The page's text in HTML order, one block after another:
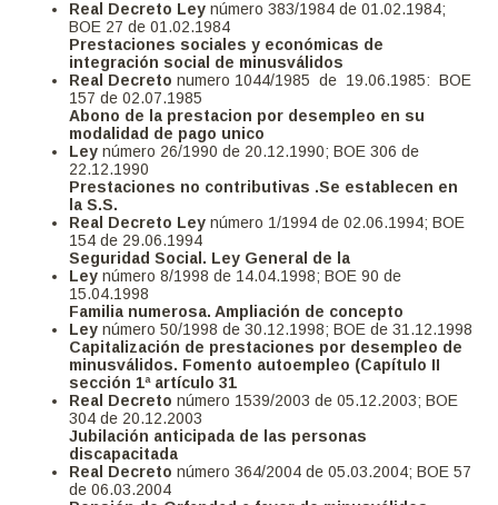
Real Decreto Ley número 383/1984 de 01.02.1984;
BOE 27 de 01.02.1984
Prestaciones sociales y económicas de
integración social de minusválidos
Real Decretonumero 1044/1985 de 19.06.1985: BOE
157 de 02.07.1985
Abono de la prestacion por desempleo en su
modalidad de pago unico
Leynúmero 26/1990 de 20.12.1990; BOE 306 de
22.12.1990
Prestaciones no contributivas .Se establecen en
la S.S.
Real Decreto Ley número 1/1994 de 02.06.1994; BOE
154 de 29.06.1994
Seguridad Social. Ley General de la
Leynúmero 8/1998 de 14.04.1998; BOE 90 de
15.04.1998
Familia numerosa. Ampliación de concepto
Ley número 50/1998 de 30.12.1998; BOE de 31.12.1998
Capitalización de prestaciones por desempleo de
minusválidos. Fomento autoempleo (Capítulo II
sección 1ª artículo 31
Real Decreto número 1539/2003 de 05.12.2003; BOE
304 de 20.12.2003
Jubilación anticipada de las personas
discapacitada
Real Decreto número 364/2004 de 05.03.2004; BOE 57
de 06.03.2004